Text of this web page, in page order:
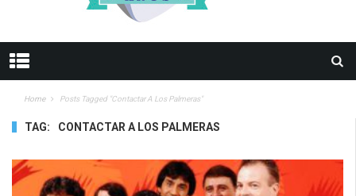
Home Posts Tagged "contactar A Los Palmeras"
TAG: CONTACTAR A LOS PALMERAS